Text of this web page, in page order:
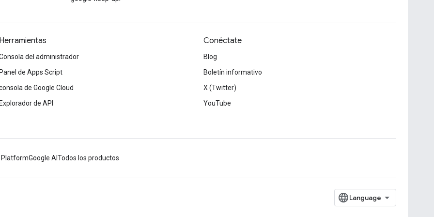
Herramientas
del administrador
Panel de Apps Script
de Google Cloud
Explorador de API
Conéctate
Blog
Boletín informativo
X (Twitter)
YouTube
PlatformGoogle AI Todos los productos